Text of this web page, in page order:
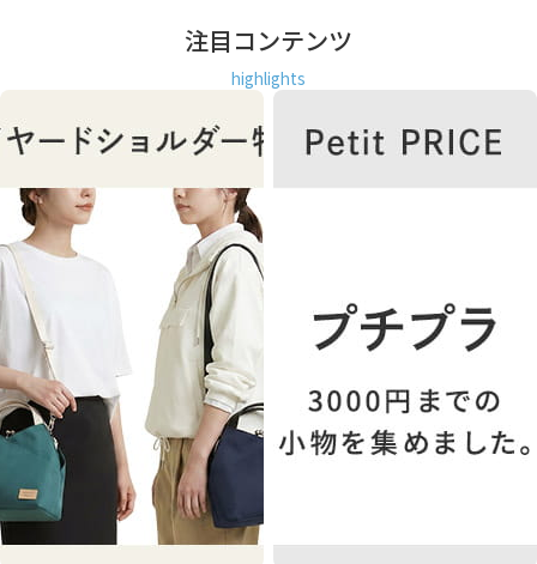
注目コンテンツ
highlights